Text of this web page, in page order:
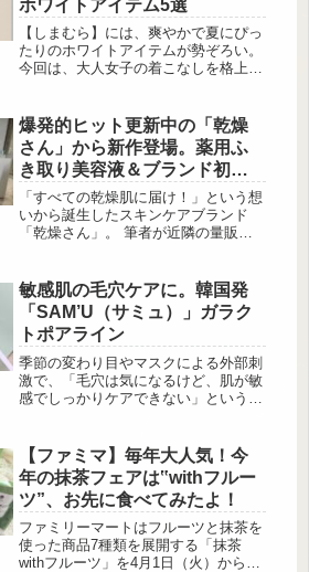
デの幅がぐっと広がる優秀アイテム。
今回は、実際の着こなしとともに、そ
の魅力を詳しくご紹介します。そのま
までも単品でも着回せる「2ピースビ
スチェセットワンピース」 ...
ホワイトアイテム5選
【しまむら】には、爽やかで夏にぴっ
たりのホワイトアイテムが勢ぞろい。
今回は、大人女子の着こなしを格上げ
ラスする肩見せブラウス 出
典:wear___tomo 片側だけ肩が開いた
アシンメトリーデザインで、上品な肌
見せが叶うブラウス。細めのリボンが
女性らしい雰囲気を演出します。ブラ
ックのマーメイドスカートや同系色シ
ューズと合わせれば、デートや女子会
にもぴったりな清楚...
爆発的ヒット更新中の「乾燥
さん」から新作登場。薬用ふ
き取り美容液＆ブランド初の
クッションファンデがデビュ
ー
「すべての乾燥肌に届け！」という想
いから誕生したスキンケアブランド
「乾燥さん」。 筆者が近隣の量販店
る光景に、思わず足を止めてしまいま
した。 「なぜ、ここまで支持されて
いるのだろう？」――そんな素朴な疑
問と興味から、新商品発表会へ足を運
ぶことに。 そこで改めて実感したの
は、スキンケアからベースメイクに至
るまで、一貫して“乾燥悩み”に向き合
う真摯な姿勢でした。乾燥が気になる
敏感肌の毛穴ケアに。韓国発
「SAM’U（サミュ）」ガラク
トポアライン
季節の変わり目やマスクによる外部刺
激で、「毛穴は気になるけど、肌が敏
感でしっかりケアできない」という悩
キンケアブランドSAM’U（サミュ）の
[…]
【ファミマ】毎年大人気！今
年の抹茶フェアは‟withフルー
ツ”、お先に食べてみたよ！
ファミリーマートはフルーツと抹茶を
使った商品7種類を展開する「抹茶
withフルーツ」を4月1日（火）から全